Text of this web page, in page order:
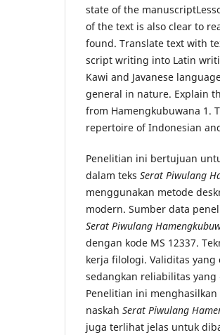
state of the
of the text is also clear to
found. Translate text with
script writing into Latin
Kawi and Javanese
general in nature. Explain
from Hamengkubuwana 1.
repertoire of Indonesian
Penelitian ini bertujuan
dalam teks Serat Piwulang
menggunakan metode
modern. Sumber data
Serat Piwulang
dengan kode MS 12337.
kerja filologi. Validitas
sedangkan reliabilitas
Penelitian ini
naskah Serat Piwulang
juga terlihat jelas untuk